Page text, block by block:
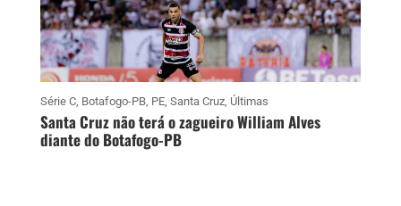
Série C, Botafogo-PB, PE, Santa Cruz, Últimas
Santa Cruz não terá o zagueiro William Alves
diante do Botafogo-PB